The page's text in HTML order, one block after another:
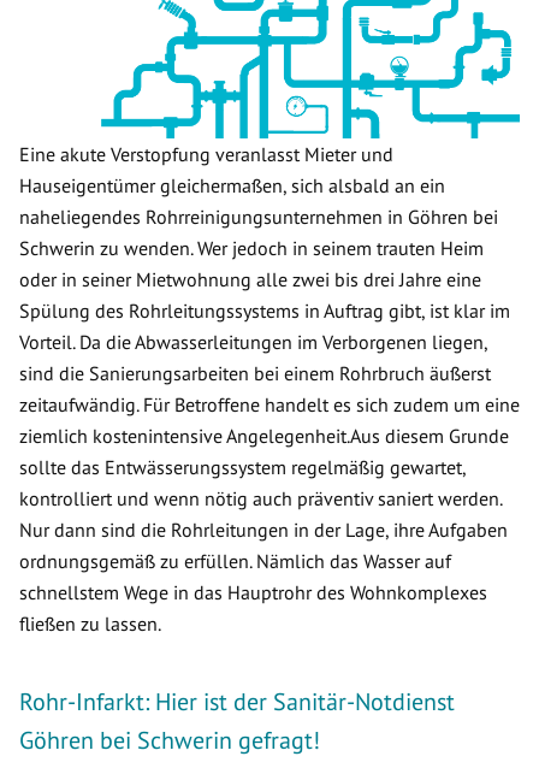
Eine akute Verstopfung veranlasst Mieter und
Hauseigentümer gleichermaßen, sich alsbald an ein
naheliegendes Rohrreinigungsunternehmen in Göhren bei
Schwerin zu wenden. Wer jedoch in seinem trauten Heim
oder in seiner Mietwohnung alle zwei bis drei Jahre eine
Spülung des Rohrleitungssystems in Auftrag gibt, ist klar im
Vorteil. Da die Abwasserleitungen im Verborgenen liegen,
sind die Sanierungsarbeiten bei einem Rohrbruch äußerst
zeitaufwändig. Für Betroffene handelt es sich zudem um eine
ziemlich kostenintensive Angelegenheit.Aus diesem Grunde
sollte das Entwässerungssystem regelmäßig gewartet,
kontrolliert und wenn nötig auch präventiv saniert werden.
Nur dann sind die Rohrleitungen in der Lage, ihre Aufgaben
ordnungsgemäß zu erfüllen. Nämlich das Wasser auf
schnellstem Wege in das Hauptrohr des Wohnkomplexes
fließen zu lassen.
Rohr-Infarkt: Hier ist der Sanitär-Notdienst
Göhren bei Schwerin gefragt!